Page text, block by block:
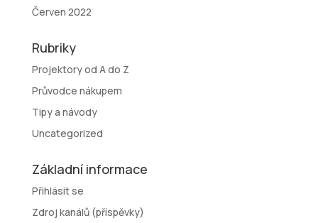
Červen 2022
Rubriky
Projektory od A do Z
Průvodce nákupem
Tipy a návody
Uncategorized
Základní informace
Přihlásit se
Zdroj kanálů (příspěvky)